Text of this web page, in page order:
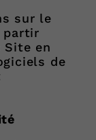
sur le
partir
Site en
de